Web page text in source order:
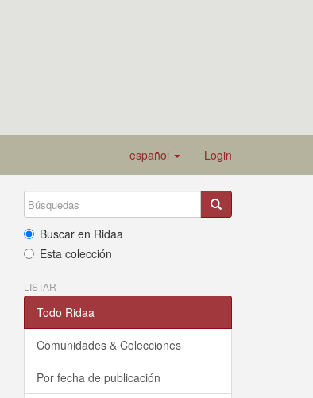
español Login
Buscar en Ridaa
Esta colección
LISTAR
Todo Ridaa
Comunidades & Colecciones
Por fecha de publicación